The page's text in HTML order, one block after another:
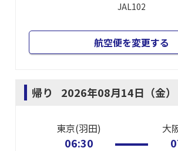
JAL102
航空便を変更する
帰り 2026年08月14日（金）
東京(羽田)
06:30
大